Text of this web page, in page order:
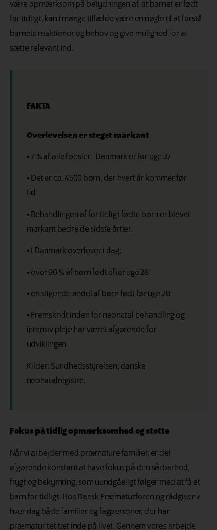
være opmærksom på betydningen af, at barnet er født
for tidligt, kan i mange tilfælde være en nøgle til at forstå
barnets reaktioner og behov og give mulighed for at
sætte relevant ind.
FAKTA
Overlevelsen er steget markant
• 7 % af alle fødsler i Danmark er før uge 37
• Det er ca. 4500 børn, der hvert år kommer før
tid
• Behandlingen af for tidligt fødte børn er blevet
markant bedre de sidste årtier.
• I Danmark overlever i dag:
• over 90 % af børn født efter uge 28
• en stigende andel af børn født før uge 28
• Fremskridt inden for neonatal behandling og
intensiv pleje har været afgørende for
udviklingen
Kilder: Sundhedsstyrelsen; danske
neonatalregistre.
Fokus på tidlig opmærksomhed og støtte
Når vi arbejder med præmature familier, er det
afgørende konstant at have fokus på den sårbarhed,
frygt og bekymring, som uundgåeligt følger med at få et
barn for tidligt. Hos Dansk Præmaturforening rådgiver vi
hver dag både familier og fagpersoner, der har
præmaturitet tæt inde på livet. Gennem vores arbejde